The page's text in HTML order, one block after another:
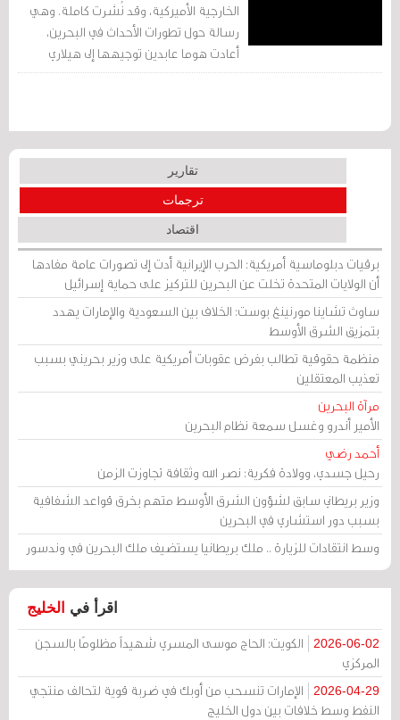
الخارجية الأميركية، وقد نُشرت كاملة. وهي
رسالة حول تطورات الأحداث في البحرين،
أعادت هوما عابدين توجيهها إلى هيلاري
كلينتون.
تقارير
ترجمات
اقتصاد
برقيات دبلوماسية أمريكية: الحرب الإيرانية أدت إلى تصورات عامة مفادها
أن الولايات المتحدة تخلت عن البحرين للتركيز على حماية إسرائيل
ساوث تشاينا مورنينغ بوست: الخلاف بين السعودية والإمارات يهدد
بتمزيق الشرق الأوسط
منظمة حقوقية تطالب بفرض عقوبات أمريكية على وزير بحريني بسبب
تعذيب المعتقلين
مرآة البحرين
الأمير أندرو وغسل سمعة نظام البحرين
أحمد رضي
رحيل جسدي، وولادة فكرية: نصر الله وثقافة تجاوزت الزمن
وزير بريطاني سابق لشؤون الشرق الأوسط متهم بخرق قواعد الشفافية
بسبب دور استشاري في البحرين
وسط انتقادات للزيارة .. ملك بريطانيا يستضيف ملك البحرين في وندسور
اقرأ في الخليج
2026-06-02
الكويت: الحاج موسى المسري شهيداً مظلومًا بالسجن
المركزي
2026-04-29
الإمارات تنسحب من أوبك في ضربة قوية لتحالف منتجي
النفط وسط خلافات بين دول الخليج